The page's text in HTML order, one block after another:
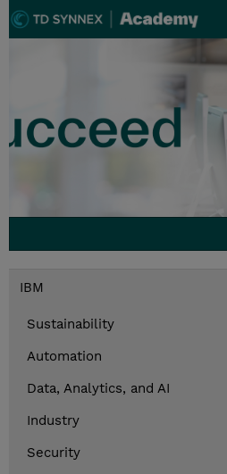
IBM
Sustainability
Automation
Data, Analytics, and AI
Industry
Security